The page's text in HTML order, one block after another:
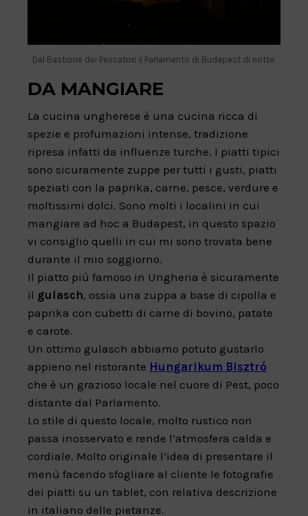
Dal Bastione dei Pescatori il Parlamento di Budapest di notte.
DA MANGIARE
La cucina ungherese è una cucina ricca di
spezie e profumazioni intense, tradizione
ripresa infatti da influenze turche. I piatti tipici
sono sicuramente zuppe per tutti i gusti, piatti
speziati con la paprika, carne, pesce, verdure e
moltissimi dolci. Sono molti i localini in cui
mangiare ad hoc a Budapest, in questo spazio
vi consiglio quelli in cui mi sono trovata bene
durante il mio soggiorno.
Il piatto più famoso in Ungheria è sicuramente
il gulasch, ossia una zuppa a base di cipolla e
paprika con cubetti di carne di bovino, patate
e carote.
Un ottimo gulasch abbiamo potuto gustarlo
appieno nel ristorante Hungarikum Bisztró
che è un grazioso locale nel cuore di Pest, poco
distante dal Parlamento.
Lo stile di questo locale, molto rustico non
passa inosservato e rende l’atmosfera calda e
cordiale. Molto originale l’idea di presentare il
menù facendo sfogliare al cliente le fotografie
dei piatti su un tablet, con relativa descrizione
in italiano delle pietanze.